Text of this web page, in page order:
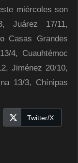
miércoles son
Juárez 17/11,
Casas Grandes
4, Cuauhtémoc
Jiménez 20/10,
13/3, Chínipas
Twitter/X